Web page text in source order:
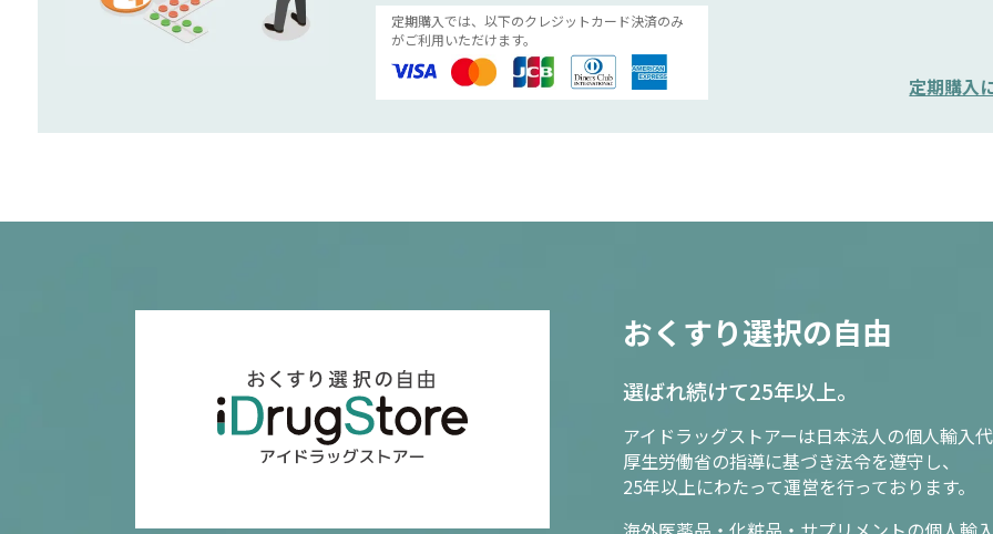
定期購入では、以下のクレジットカード決済のみ
がご利用いただけます。
定期購入
おくすり選択の自由
選ばれ続けて25年以上。
アイドラッグストアーは日本法人の個人輸入
厚生労働省の指導に基づき法令を遵守し、
25年以上にわたって運営を行っております。